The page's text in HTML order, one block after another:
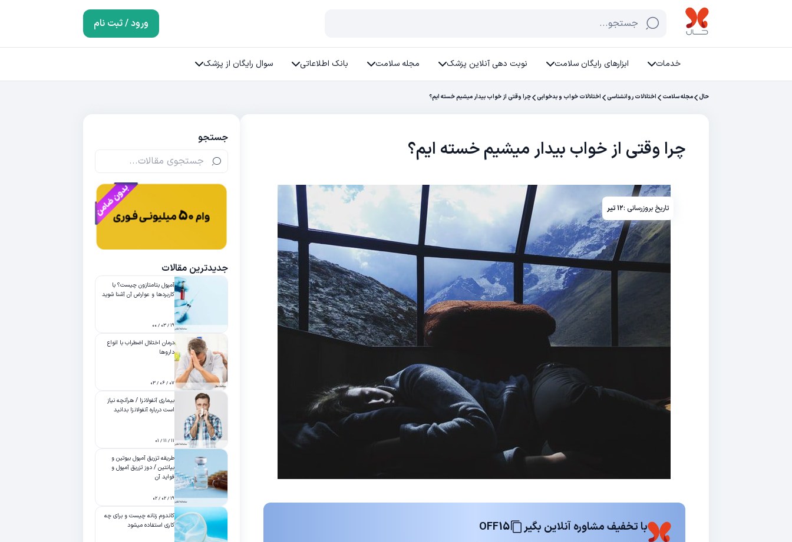
جستجو... ورود / ثبت نام
خدمات ابزارهای رایگان سلامت نوبت دهی آنلاین پزشک مجله سلامت بانک اطلاعاتی سوال رایگان از پزشک
حال مجله سلامت اختلالات روانشناسی اختلالات خواب و بدخوابی چرا وقتی از خواب بیدار میشیم خسته ایم؟
چرا وقتی از خواب بیدار میشیم خسته ایم؟
تاریخ بروزرسانی :۱۲ تیر
با تخفیف مشاوره آنلاین بگیر OFF15
جستجو
جدیدترین مقالات
آمپول بتامتازون چیست؟ با
کاربردها و عوارض آن آشنا شوید
۱۹ / ۰۳ / ۰۰
درمان اختلال اضطراب با انواع
داروها
۰۷ / ۰۶ / ۰۳
بیماری آنفولانزا / هرآنچه نیاز
است درباره آنفولانزا بدانید
۱۱ / ۱۱ / ۰۱
طریقه تزریق آمپول بیوتین و
بپانتین / دوز تزریق آمپول و
فواید آن
۱۹ / ۰۲ / ۰۲
کاندوم زنانه چیست و برای چه
کاری استفاده میشود